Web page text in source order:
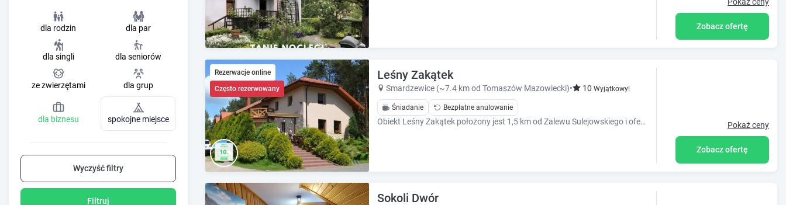
a
n
g
i
d
a
e
s
.
d
a
t
e
dla rodzin dla par
dla singli dla seniorów
ze zwierzętami dla grup
dla biznesu spokojne miejsce
Wyczyść filtry
Filtruj
Zobacz ofertę
Rezerwacje online
Często rezerwowany
Leśny Zakątek
Smardzewice (~7.4 km od Tomaszów Mazowiecki)• 10 Wyjątkowy!
Śniadanie Bezpłatne anulowanie
Obiekt Leśny Zakątek położony jest 1,5 km od Zalewu Sulejowskiego i oferuje restaurację, salę bankietową oraz klasycznie urządzone pokoje. Pokaż ceny
Zobacz ofertę
Sokoli Dwór